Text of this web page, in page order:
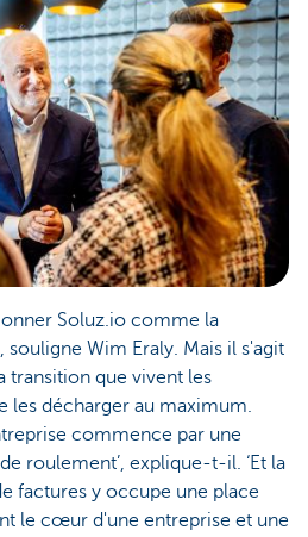
Soluz.io comme la
Wim Eraly. Mais il s'agit
transition que vivent les
les décharger au maximum.
commence par une
roulement’, explique-t-il. ‘Et la
factures y occupe une place
le cœur d'une entreprise et une